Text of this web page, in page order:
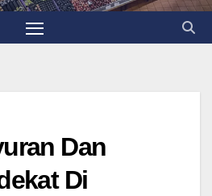
Dan
Di